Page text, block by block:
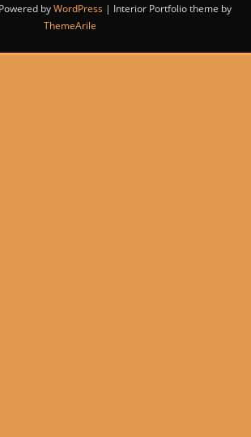
byWordPress | Interior Portfolio theme by
ThemeArile